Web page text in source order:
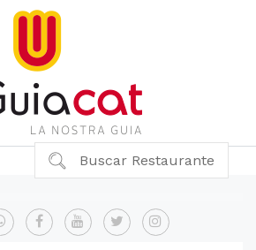
Buscar Restaurante